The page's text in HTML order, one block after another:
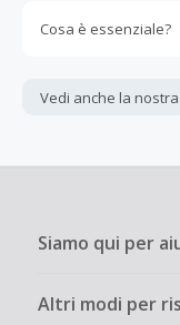
Cosa è essenziale?
interamente online.
dall'acquisto.
Vedi anche la
Siamo qui per
Altri modi per